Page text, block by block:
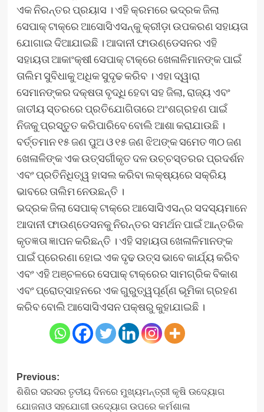
ଏକ ନିରନ୍ତର ପ୍ରୟାସ । ଏହି କ୍ରମରେ ଭଦ୍ରକ ଜିଲା
ସେପାକ୍ ଟାକ୍ରେ ଆସୋସିଏସନ୍‌କୁ କ୍ରୀଡ଼ା ଉପକରଣ ସହାୟତା
ଯୋଗାଇ ଦିଆଯାଇଛି । ଆଦାନୀ ଫାଉଣ୍ଡେସନର ଏହି
ସହାୟତା ଆକାଂକ୍ଷୀ ସେପାକ୍ ଟାକ୍ରେ ଖେଳାଳିମାନଙ୍କ ପାଇଁ
ତାଲିମ ସୁବିଧାକୁ ଅଧିକ ସୁଦୃଢ କରିବ । ଏହା ଦ୍ୱାରା
ସେମାନଙ୍କର ଦକ୍ଷତା ବୃଦ୍ଧି ହେବା ସହ ଜିଲା, ରାଜ୍ୟ ଏବଂ
ଜାତୀୟ ସ୍ତରରେ ପ୍ରତିଯୋଗିତାରେ ଅଂଶଗ୍ରହଣ ପାଇଁ
ନିଜକୁ ପ୍ରସ୍ତୁତ କରିପାରିବେ ବୋଲି ଆଶା କରାଯାଉଛି ।
ବର୍ତ୍ତମାନ ୧୫ ଜଣ ପୁଅ ଓ ୧୫ ଜଣ ଝିଅଙ୍କ ସମେତ ୩୦ ଜଣ
ଖେଳାଳିଙ୍କ ଏକ ଉତ୍ସର୍ଗୀକୃତ ଦଳ ଉଚ୍ଚସ୍ତରର ପ୍ରଦର୍ଶନ
ଏବଂ ପ୍ରତିନିଧିତ୍ୱ ହାସଲ କରିବା ଲକ୍ଷ୍ୟରେ ସକ୍ରିୟ
ଭାବରେ ତାଲିମ ନେଉଛନ୍ତି ।
ଭଦ୍ରକ ଜିଲା ସେପାକ୍ ଟାକ୍ରେ ଆସୋସିଏସନ୍‌ର ସଦସ୍ୟମାନେ
ଆଦାନୀ ଫାଉଣ୍ଡେସନକୁ ନିରନ୍ତର ସମର୍ଥନ ପାଇଁ ଆନ୍ତରିକ
କୃତଜ୍ଞତା ଜ୍ଞାପନ କରିଛନ୍ତି । ଏହି ସହାୟତା ଖେଳାଳିମାନଙ୍କ
ପାଇଁ ପ୍ରେରଣା ହୋଇ ଏକ ଦୃଢ ଉତ୍ସ ଭାବେ କାର୍ଯ୍ୟ କରିବ
ଏବଂ ଏହି ଅଞ୍ଚଳରେ ସେପାକ୍ ଟାକ୍ରେର ସାମଗ୍ରିକ ବିକାଶ
ଏବଂ ପ୍ରୋତ୍ସାହନରେ ଏକ ଗୁରୁତ୍ୱପୂର୍ଣ୍ଣ ଭୂମିକା ଗ୍ରହଣ
କରିବ ବୋଲି ଆସୋସିଏସନ ପକ୍ଷରୁ କୁହାଯାଇଛି ।
Post
navigation
Previous:
ଶିଶିର ସରସର ତୃତୀୟ ଦିନରେ ମୁଖ୍ୟମନ୍ତ୍ରୀ କୃଷି ଉଦ୍ୟୋଗ
ଯୋଜନାଓ ସହଯୋଗୀ ଉଦ୍ୟୋଗ ଉପରେ କର୍ମଶାଳା